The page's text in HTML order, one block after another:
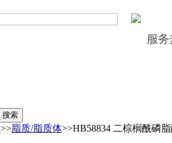
服务
>>脂质/脂质体>>HB58834 二棕榈酰磷脂